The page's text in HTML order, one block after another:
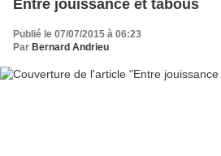
Entre jouissance et tabous
Publié le 07/07/2015 à 06:23
Par Bernard Andrieu